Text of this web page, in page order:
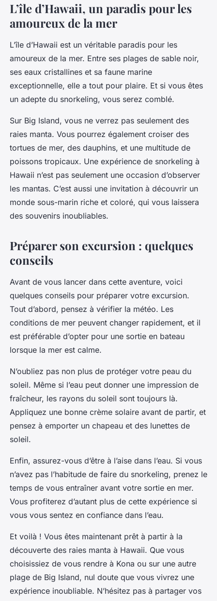
L’île d’Hawaii, un paradis pour les
amoureux de la mer
L’île d’Hawaii est un véritable paradis pour les
amoureux de la mer. Entre ses plages de sable noir,
ses eaux cristallines et sa faune marine
exceptionnelle, elle a tout pour plaire. Et si vous êtes
un adepte du snorkeling, vous serez comblé.
Sur Big Island, vous ne verrez pas seulement des
raies manta. Vous pourrez également croiser des
tortues de mer, des dauphins, et une multitude de
poissons tropicaux. Une expérience de snorkeling à
Hawaii n’est pas seulement une occasion d’observer
les mantas. C’est aussi une invitation à découvrir un
monde sous-marin riche et coloré, qui vous laissera
des souvenirs inoubliables.
Préparer son excursion : quelques
conseils
Avant de vous lancer dans cette aventure, voici
quelques conseils pour préparer votre excursion.
Tout d’abord, pensez à vérifier la météo. Les
conditions de mer peuvent changer rapidement, et il
est préférable d’opter pour une sortie en bateau
lorsque la mer est calme.
N’oubliez pas non plus de protéger votre peau du
soleil. Même si l’eau peut donner une impression de
fraîcheur, les rayons du soleil sont toujours là.
Appliquez une bonne crème solaire avant de partir, et
pensez à emporter un chapeau et des lunettes de
soleil.
Enfin, assurez-vous d’être à l’aise dans l’eau. Si vous
n’avez pas l’habitude de faire du snorkeling, prenez le
temps de vous entraîner avant votre sortie en mer.
Vous profiterez d’autant plus de cette expérience si
vous vous sentez en confiance dans l’eau.
Et voilà ! Vous êtes maintenant prêt à partir à la
découverte des raies manta à Hawaii. Que vous
choisissiez de vous rendre à Kona ou sur une autre
plage de Big Island, nul doute que vous vivrez une
expérience inoubliable. N’hésitez pas à partager vos